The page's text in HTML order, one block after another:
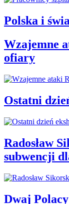
Polska i
Wzajemne
ofiary
Ostatni
Radosław
subwencji
Dwaj